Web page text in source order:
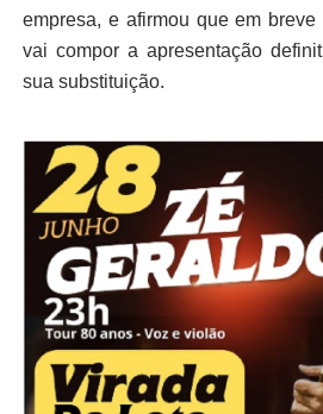
empresa, e afirmou que em
vai compor a apresentação
sua substituição.